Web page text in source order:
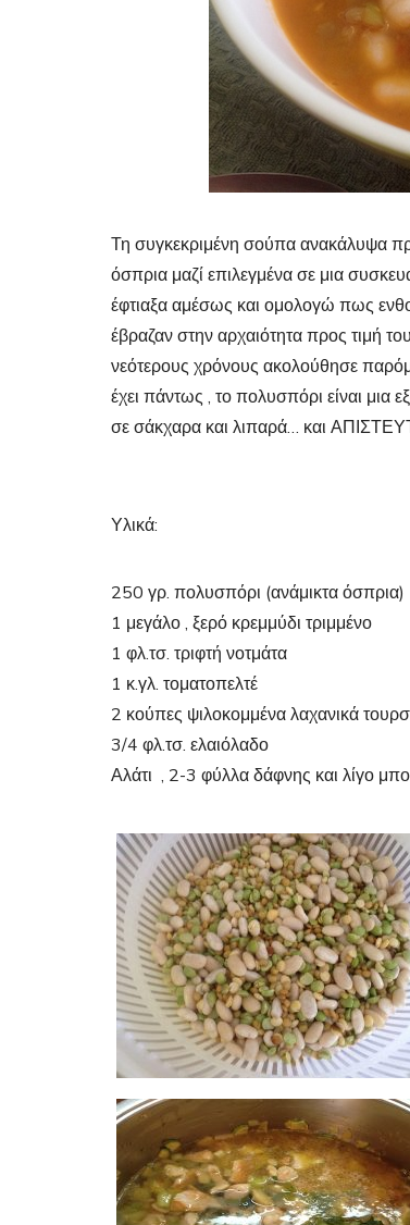
Τη συγκεκριμένη σούπα ανακάλυψα
όσπρια μαζί επιλεγμένα σε μια
έφτιαξα αμέσως και ομολογώ πως
έβραζαν στην αρχαιότητα προς τιμή
νεότερους χρόνους ακολούθησε
έχει πάντως , το πολυσπόρι είναι μια
σε σάκχαρα και λιπαρά… και
Υλικά:
250 γρ. πολυσπόρι (ανάμικτα όσπρια)
1 μεγάλο , ξερό κρεμμύδι τριμμένο
1 φλ.τσ. τριφτή νοτμάτα
1 κ.γλ. τοματοπελτέ
2 κούπες ψιλοκομμένα λαχανικά
3/4 φλ.τσ. ελαιόλαδο
Αλάτι , 2-3 φύλλα δάφνης και λίγο